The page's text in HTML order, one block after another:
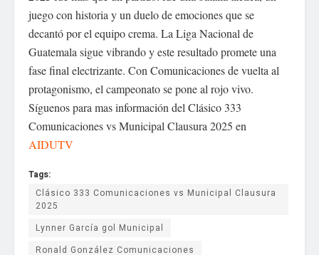
juego con historia y un duelo de emociones que se
decantó por el equipo crema. La Liga Nacional de
Guatemala sigue vibrando y este resultado promete una
fase final electrizante. Con Comunicaciones de vuelta al
protagonismo, el campeonato se pone al rojo vivo.
Síguenos para mas información del Clásico 333
Comunicaciones vs Municipal Clausura 2025 en
AIDUTV
Tags:
Clásico 333 Comunicaciones vs Municipal Clausura
2025
Lynner García gol Municipal
Ronald González Comunicaciones